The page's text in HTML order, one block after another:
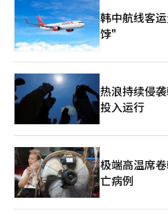
改变以无敌连击为中心的战斗元。 新服务器‘唯一无二’也将开
放。为了让新用户和回归用户能够
支持全套和成长指南。同时，还将
会。 Netmarble还公开了2026年的更新路线图。第二季度将推出
首个神话 dungeon‘猛毒的花园’
内容‘试炼之塔’。第三季度将更
个独特等级‘鬼天’装备和新鬼天
改善工作。 第四季度将计划推出新职业和服务8周年纪念活动及更
新，并展示《剑灵：革命》的新区域和剧情。
之前正在特设网站进行预约。参与
代装备全套、100%古代强化成功
别面部装饰图案‘NEXT Vision’。 此次更新在长期服务游戏的技
术性重塑方面具有重要意义。引擎
作，但在图形质量、内容扩展性和
果。此外，结合新服务器和成长支
槛。 未来的关键在于虚幻引擎5转换后的实际游戏优化和新内容的
韩中航线客
饽"
热浪持续侵
投入运行
极端高温席
亡病例